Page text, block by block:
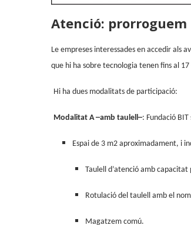
Atenció:
Le empreses interessades en accedir als
que hi ha sobre tecnologia tenen fins al
Hi ha dues modalitats de participació:
Modalitat A─amb taulell─: Fundació
Espai de 3 m2 aproximadament, i
Taulell d’atenció amb
Rotulació del taulell amb el
Magatzem comú.